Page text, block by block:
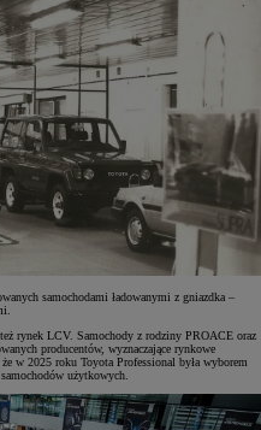
samochodami ładowanymi z gniazdka –
rynek LCV. Samochody z rodziny PROACE oraz
producentów, wyznaczające rynkowe
w 2025 roku Toyota Professional była wyborem
użytkowych.